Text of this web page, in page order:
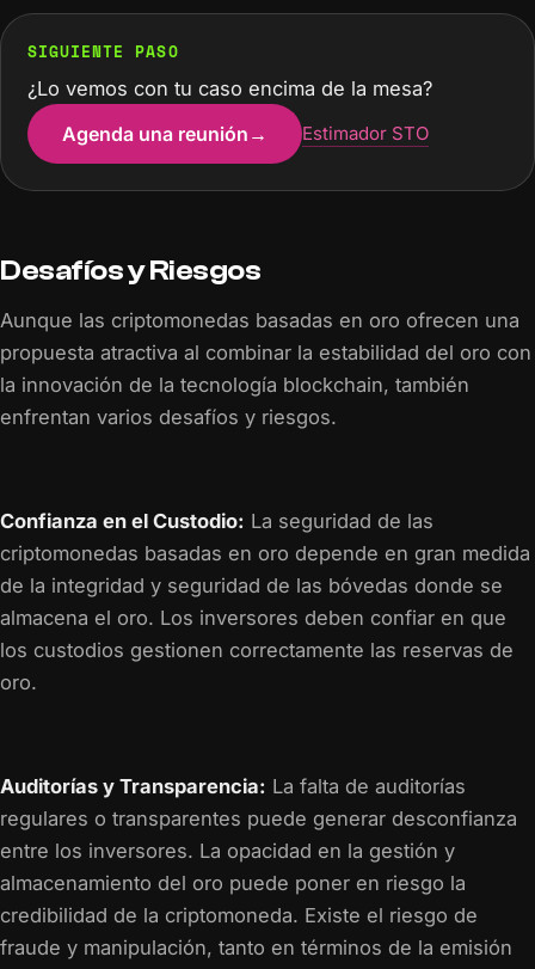
SIGUIENTE PASO
¿Lo vemos con tu caso encima de la mesa?
Agenda una reunión → Estimador STO
Desafíos y Riesgos
Aunque las criptomonedas basadas en oro ofrecen una
propuesta atractiva al combinar la estabilidad del oro con
la innovación de la tecnología blockchain, también
enfrentan varios desafíos y riesgos.
Confianza en el Custodio: La seguridad de las
criptomonedas basadas en oro depende en gran medida
de la integridad y seguridad de las bóvedas donde se
almacena el oro. Los inversores deben confiar en que
los custodios gestionen correctamente las reservas de
oro.
Auditorías y Transparencia: La falta de auditorías
regulares o transparentes puede generar desconfianza
entre los inversores. La opacidad en la gestión y
almacenamiento del oro puede poner en riesgo la
credibilidad de la criptomoneda. Existe el riesgo de
fraude y manipulación, tanto en términos de la emisión